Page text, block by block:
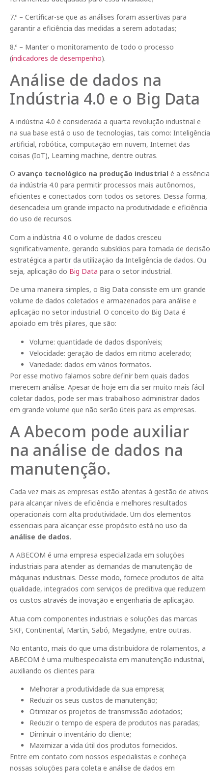
7.º – Certificar-se que as análises foram assertivas para
garantir a eficiência das medidas a serem adotadas;
8.º – Manter o monitoramento de todo o processo
(indicadores de desempenho).
Análise de dados na
Indústria 4.0 e o Big Data
A indústria 4.0 é considerada a quarta revolução industrial e
na sua base está o uso de tecnologias, tais como: Inteligência
artificial, robótica, computação em nuvem, Internet das
coisas (IoT), Learning machine, dentre outras.
O avanço tecnológico na produção industrial é a essência
da indústria 4.0 para permitir processos mais autônomos,
eficientes e conectados com todos os setores. Dessa forma,
desencadeia um grande impacto na produtividade e eficiência
do uso de recursos.
Com a indústria 4.0 o volume de dados cresceu
significativamente, gerando subsídios para tomada de decisão
estratégica a partir da utilização da Inteligência de dados. Ou
seja, aplicação do Big Data para o setor industrial.
De uma maneira simples, o Big Data consiste em um grande
volume de dados coletados e armazenados para análise e
aplicação no setor industrial. O conceito do Big Data é
apoiado em três pilares, que são:
Volume: quantidade de dados disponíveis;
Velocidade: geração de dados em ritmo acelerado;
Variedade: dados em vários formatos.
Por esse motivo falamos sobre definir bem quais dados
merecem análise. Apesar de hoje em dia ser muito mais fácil
coletar dados, pode ser mais trabalhoso administrar dados
em grande volume que não serão úteis para as empresas.
A Abecom pode auxiliar
na análise de dados na
manutenção.
Cada vez mais as empresas estão atentas à gestão de ativos
para alcançar níveis de eficiência e melhores resultados
operacionais com alta produtividade. Um dos elementos
essenciais para alcançar esse propósito está no uso da
análise de dados.
A ABECOM é uma empresa especializada em soluções
industriais para atender as demandas de manutenção de
máquinas industriais. Desse modo, fornece produtos de alta
qualidade, integrados com serviços de preditiva que reduzem
os custos através de inovação e engenharia de aplicação.
Atua com componentes industriais e soluções das marcas
SKF, Continental, Martin, Sabó, Megadyne, entre outras.
No entanto, mais do que uma distribuidora de rolamentos, a
ABECOM é uma multiespecialista em manutenção industrial,
auxiliando os clientes para:
Melhorar a produtividade da sua empresa;
Reduzir os seus custos de manutenção;
Otimizar os projetos de transmissão adotados;
Reduzir o tempo de espera de produtos nas paradas;
Diminuir o inventário do cliente;
Maximizar a vida útil dos produtos fornecidos.
Entre em contato com nossos especialistas e conheça
nossas soluções para coleta e análise de dados em